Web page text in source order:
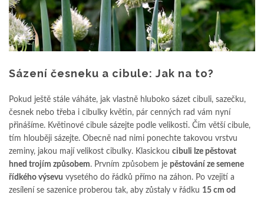
Sázení česneku a cibule: Jak na to?
Pokud ještě stále váháte, jak vlastně hluboko sázet cibuli, sazečku,
česnek nebo třeba i cibulky květin, pár cenných rad vám nyní
přinášíme. Květinové cibule sázejte podle velikosti. Čím větší cibule,
tím hlouběji sázejte. Obecně nad nimi ponechte takovou vrstvu
zeminy, jakou mají velikost cibulky. Klasickou cibuli lze pěstovat
hned trojím způsobem. Prvním způsobem je pěstování ze semene
řídkého výsevu vysetého do řádků přímo na záhon. Po vzejití a
zesílení se sazenice proberou tak, aby zůstaly v řádku 15 cm od